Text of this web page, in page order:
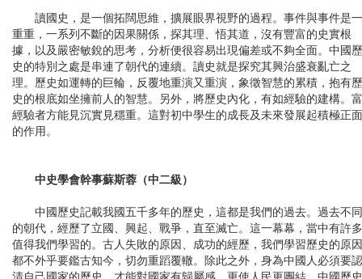
讀國史，是一個拓闊思維，擴展眼界視野的過程。事件與事件是一
重重，一系列不斷的因果關係，探其理、悟其道，沒有豐富的史實根
據，以及嚴密敏銳的思考，分析便很容易出現偏差或不夠全面。中國歷
史的特別之處是串連了朝代的連續。讀史就是探究其興治盛衰亂亡之
理。歷史如運轉的巨輪，反覆地重演又重演，象徵智慧的累積，抱有歷
史的根底如坐擁前人的智慧。另外，將歷史內化，有如經驗的建構。富
經驗者方能見沉實見穩重。這對初中學生的成長及未來發展起積極正面
的作用。
中史學會幹事蘇斯蓉（中二級）
中國歷史記載我國五千多年的歷史，這都是我們的過去。過去不同
的朝代，經歷了立國、興起、戰爭，直至滅亡。這一幕幕，當中有許多
值得我們學習的。古人失敗的原因、成功的經歷，我們學習歷史的原因
都不外乎要鑑古知今，切勿重蹈覆轍。除此之外，身為中國人必須要認